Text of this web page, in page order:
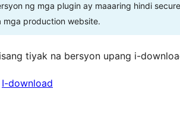
ng mga plugin ay maaaring hindi
mga production website.
tiyak na bersyon upang i-
I-download